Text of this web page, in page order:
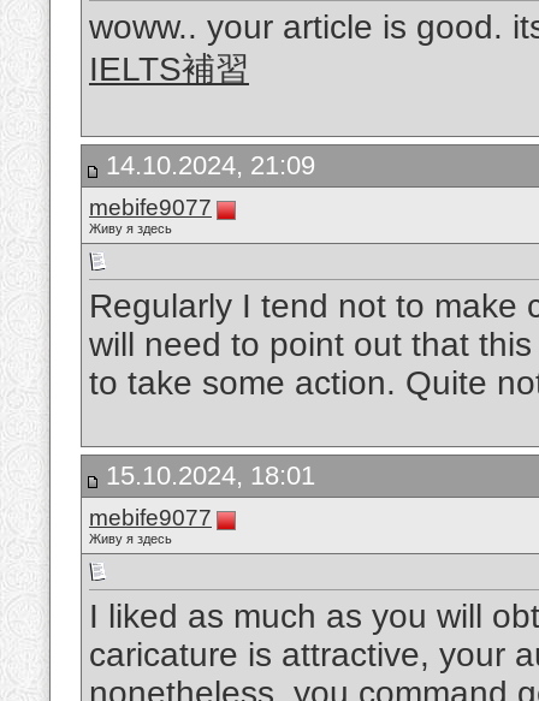
woww.. your article is good.
IELTS補習
14.10.2024, 21:09
mebife9077
Живу я здесь
Regularly I tend not to make
will need to point out that
to take some action. Quite
15.10.2024, 18:01
mebife9077
Живу я здесь
I liked as much as you will
caricature is attractive, your